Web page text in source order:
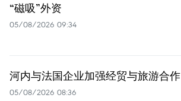
“磁吸”外资
05/08/2026 09:34
河内与法国企业加强经贸与旅游合作
05/08/2026 08:36